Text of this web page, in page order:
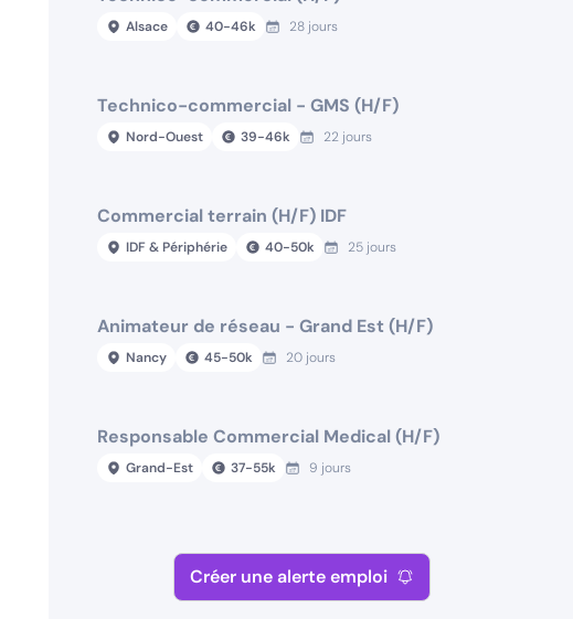
Alsace 40-46k 28 jours
Technico-commercial - GMS (H/F)
Nord-Ouest 39-46k 22 jours
Commercial terrain (H/F) IDF
IDF & Périphérie 40-50k 25 jours
Animateur de réseau - Grand Est (H/F)
Nancy 45-50k 20 jours
Responsable Commercial Medical (H/F)
Grand-Est 37-55k 9 jours
Créer une alerte emploi